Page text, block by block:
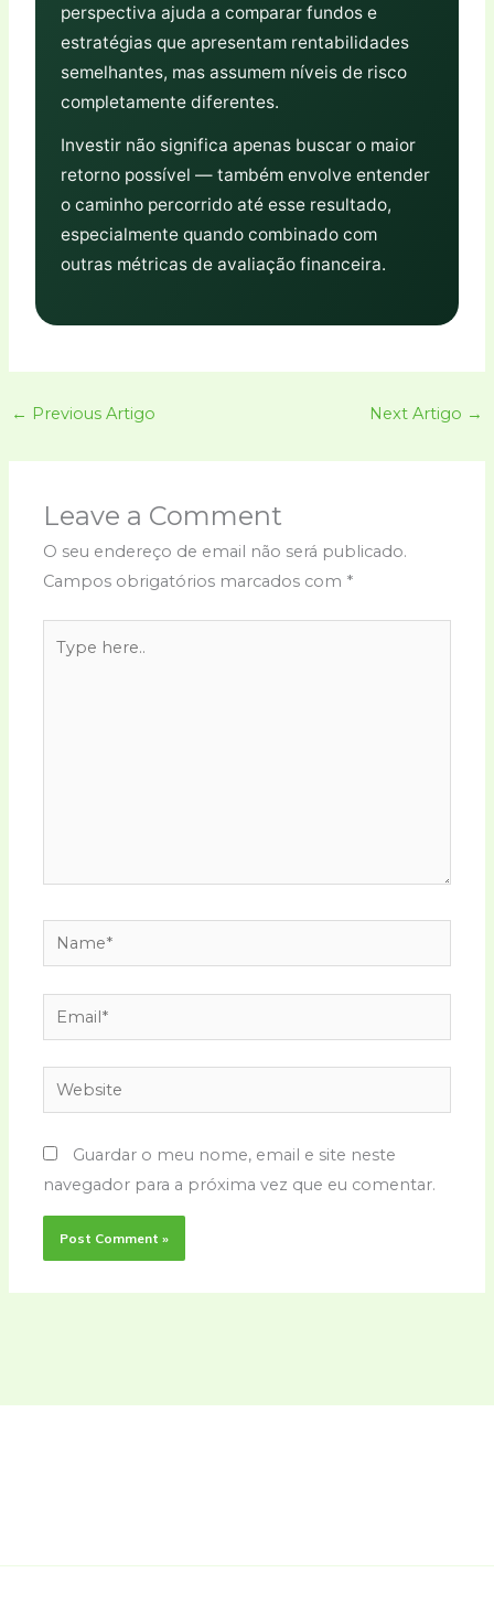
perspectiva ajuda a comparar fundos e
estratégias que apresentam rentabilidades
semelhantes, mas assumem níveis de risco
completamente diferentes.
Investir não significa apenas buscar o maior
retorno possível — também envolve entender
o caminho percorrido até esse resultado,
especialmente quando combinado com
outras métricas de avaliação financeira.
← Previous Artigo Next Artigo →
Leave a Comment
O seu endereço de email não será publicado.
Campos obrigatórios marcados com *
Name*
Email*
Website
Guardar o meu nome, email e site neste
navegador para a próxima vez que eu comentar.